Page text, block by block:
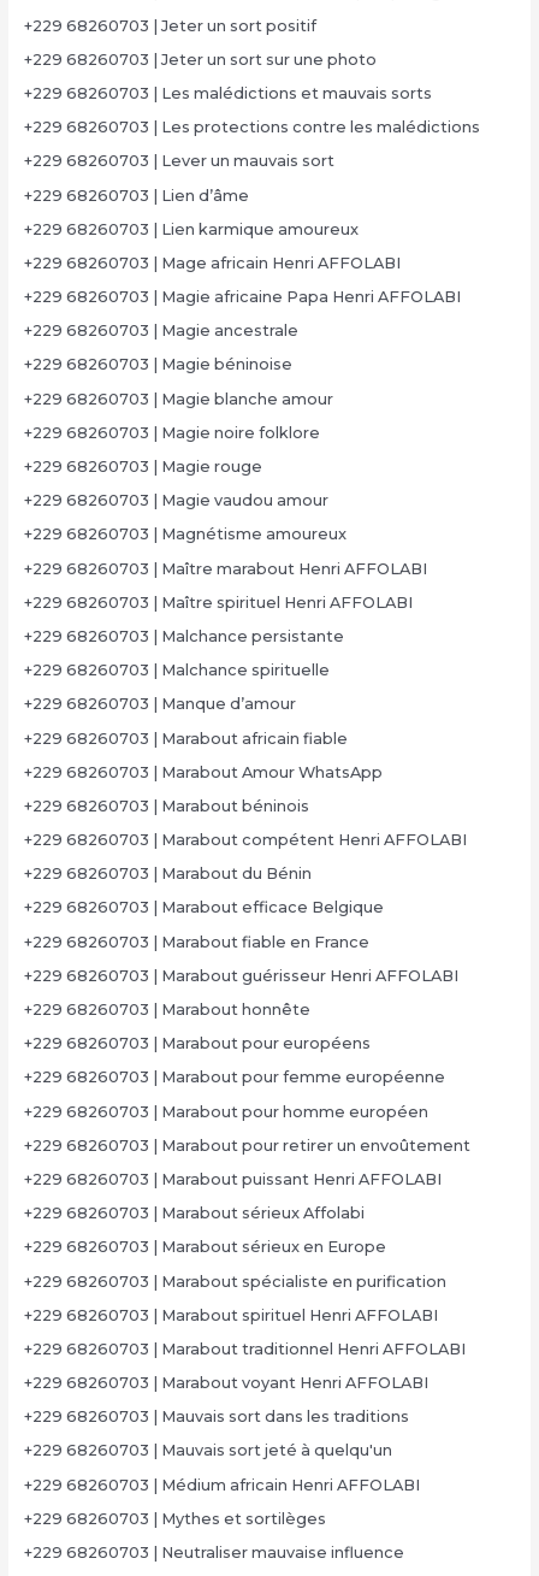
+229 68260703 | Jeter un sort positif
+229 68260703 | Jeter un sort sur une photo
+229 68260703 | Les malédictions et mauvais sorts
+229 68260703 | Les protections contre les malédictions
+229 68260703 | Lever un mauvais sort
+229 68260703 | Lien d’âme
+229 68260703 | Lien karmique amoureux
+229 68260703 | Mage africain Henri AFFOLABI
+229 68260703 | Magie africaine Papa Henri AFFOLABI
+229 68260703 | Magie ancestrale
+229 68260703 | Magie béninoise
+229 68260703 | Magie blanche amour
+229 68260703 | Magie noire folklore
+229 68260703 | Magie rouge
+229 68260703 | Magie vaudou amour
+229 68260703 | Magnétisme amoureux
+229 68260703 | Maître marabout Henri AFFOLABI
+229 68260703 | Maître spirituel Henri AFFOLABI
+229 68260703 | Malchance persistante
+229 68260703 | Malchance spirituelle
+229 68260703 | Manque d’amour
+229 68260703 | Marabout africain fiable
+229 68260703 | Marabout Amour WhatsApp
+229 68260703 | Marabout béninois
+229 68260703 | Marabout compétent Henri AFFOLABI
+229 68260703 | Marabout du Bénin
+229 68260703 | Marabout efficace Belgique
+229 68260703 | Marabout fiable en France
+229 68260703 | Marabout guérisseur Henri AFFOLABI
+229 68260703 | Marabout honnête
+229 68260703 | Marabout pour européens
+229 68260703 | Marabout pour femme européenne
+229 68260703 | Marabout pour homme européen
+229 68260703 | Marabout pour retirer un envoûtement
+229 68260703 | Marabout puissant Henri AFFOLABI
+229 68260703 | Marabout sérieux Affolabi
+229 68260703 | Marabout sérieux en Europe
+229 68260703 | Marabout spécialiste en purification
+229 68260703 | Marabout spirituel Henri AFFOLABI
+229 68260703 | Marabout traditionnel Henri AFFOLABI
+229 68260703 | Marabout voyant Henri AFFOLABI
+229 68260703 | Mauvais sort dans les traditions
+229 68260703 | Mauvais sort jeté à quelqu'un
+229 68260703 | Médium africain Henri AFFOLABI
+229 68260703 | Mythes et sortilèges
+229 68260703 | Neutraliser mauvaise influence